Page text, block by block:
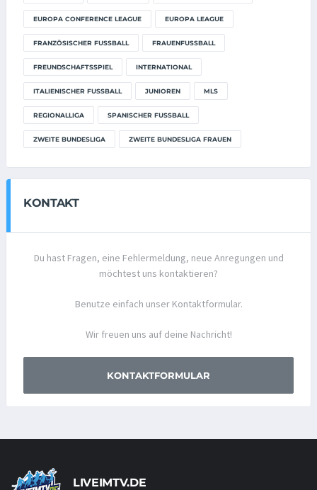
EUROPA CONFERENCE LEAGUE EUROPA LEAGUE
FRANZÖSISCHER FUSSBALL FRAUENFUSSBALL
FREUNDSCHAFTSSPIEL INTERNATIONAL
ITALIENISCHER FUSSBALL JUNIOREN MLS
REGIONALLIGA SPANISCHER FUSSBALL
ZWEITE BUNDESLIGA ZWEITE BUNDESLIGA FRAUEN
KONTAKT
Du hast Fragen, eine Fehlermeldung, neue Anregungen und
möchtest uns kontaktieren?
Benutze einfach unser Kontaktformular.
Wir freuen uns auf deine Nachricht!
KONTAKTFORMULAR
LIVEIMTV.DE